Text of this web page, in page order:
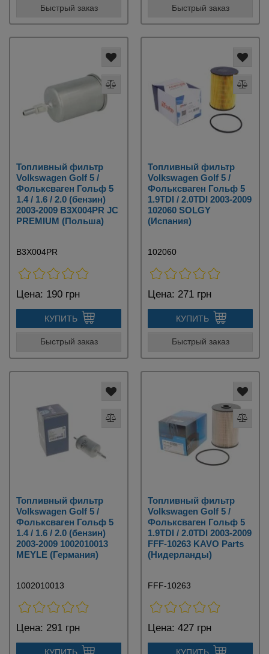
Быстрый заказ Быстрый заказ
Топливный фильтр
Volkswagen Golf 5 /
Фольксваген Гольф 5
1.4 / 1.6 / 2.0 (бензин)
2003-2009 B3X004PR JC
PREMIUM (Польша)
B3X004PR
Цена: 190 грн
КУПИТЬ
Быстрый заказ
Топливный фильтр
Volkswagen Golf 5 /
Фольксваген Гольф 5
1.9TDI / 2.0TDI 2003-2009
102060 SOLGY
(Испания)
102060
Цена: 271 грн
КУПИТЬ
Быстрый заказ
Топливный фильтр
Volkswagen Golf 5 /
Фольксваген Гольф 5
1.4 / 1.6 / 2.0 (бензин)
2003-2009 1002010013
MEYLE (Германия)
1002010013
Цена: 291 грн
Топливный фильтр
Volkswagen Golf 5 /
Фольксваген Гольф 5
1.9TDI / 2.0TDI 2003-2009
FFF-10263 KAVO Parts
(Нидерланды)
FFF-10263
Цена: 427 грн